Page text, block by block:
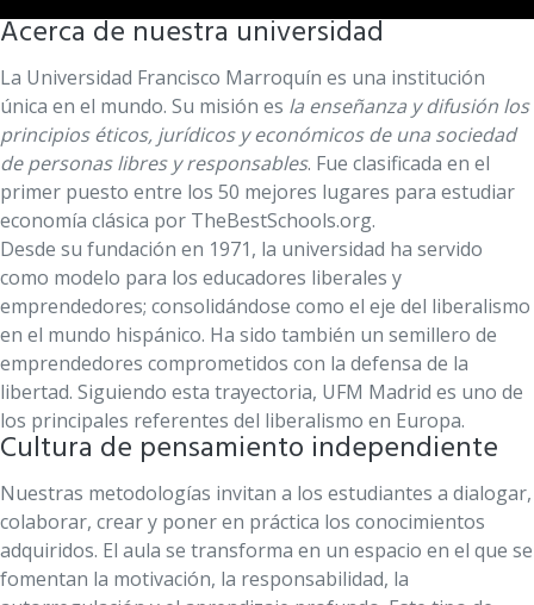
Acerca de nuestra universidad
La Universidad Francisco Marroquín es una institución
única en el mundo. Su misión es la enseñanza y difusión los
principios éticos, jurídicos y económicos de una sociedad
de personas libres y responsables. Fue clasificada en el
primer puesto entre los 50 mejores lugares para estudiar
economía clásica por TheBestSchools.org.
Desde su fundación en 1971, la universidad ha servido
como modelo para los educadores liberales y
emprendedores; consolidándose como el eje del liberalismo
en el mundo hispánico. Ha sido también un semillero de
emprendedores comprometidos con la defensa de la
libertad. Siguiendo esta trayectoria, UFM Madrid es uno de
los principales referentes del liberalismo en Europa.
Cultura de pensamiento independiente
Nuestras metodologías invitan a los estudiantes a dialogar,
colaborar, crear y poner en práctica los conocimientos
adquiridos. El aula se transforma en un espacio en el que se
fomentan la motivación, la responsabilidad, la